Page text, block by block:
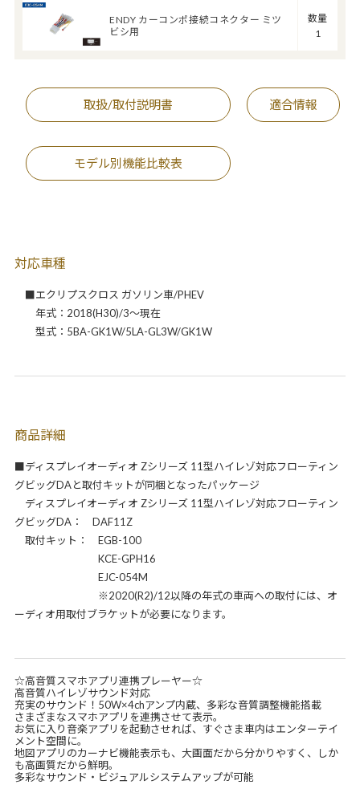
ENDY カーコンポ接続コネクター ミツ
ビシ用
数量
1
取扱/取付説明書 適合情報
モデル別機能比較表
対応車種
■エクリプスクロス ガソリン車/PHEV
年式：2018(H30)/3～現在
型式：5BA-GK1W/5LA-GL3W/GK1W
商品詳細
■ディスプレイオーディオ Zシリーズ 11型ハイレゾ対応フローティン
グビッグDAと取付キットが同梱となったパッケージ
ディスプレイオーディオ Zシリーズ 11型ハイレゾ対応フローティン
グビッグDA： DAF11Z
取付キット： EGB-100
KCE-GPH16
EJC-054M
※2020(R2)/12以降の年式の車両への取付には、オ
ーディオ用取付ブラケットが必要になります。
☆高音質スマホアプリ連携プレーヤー☆
高音質ハイレゾサウンド対応
充実のサウンド！50W×4chアンプ内蔵、多彩な音質調整機能搭載
さまざまなスマホアプリを連携させて表示。
お気に入り音楽アプリを起動させれば、すぐさま車内はエンターテイ
メント空間に。
地図アプリのカーナビ機能表示も、大画面だから分かりやすく、しか
も高画質だから鮮明。
多彩なサウンド・ビジュアルシステムアップが可能